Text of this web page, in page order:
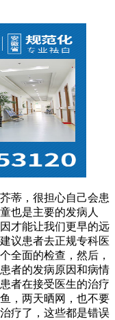
蒂，很担心自己会患
也是主要的发病人
才能让我们更早的远
议患者去正规专科医
全面的检查，然后，
者的发病原因和病情
者在接受医生的治疗
，两天晒网，也不要
疗了，这些都是错误